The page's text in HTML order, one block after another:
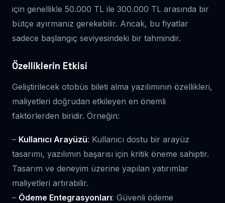
için genellikle 50.000 TL ile 300.000 TL arasında bir
bütçe ayırmanız gerekebilir. Ancak, bu fiyatlar
sadece başlangıç seviyesindeki bir tahmindir.
Özelliklerin Etkisi
Geliştirilecek otobüs bileti alma yazılımının özellikleri,
maliyetleri doğrudan etkileyen en önemli
faktörlerden biridir. Örneğin:
– Kullanıcı Arayüzü: Kullanıcı dostu bir arayüz
tasarımı, yazılımın başarısı için kritik öneme sahiptir.
Tasarım ve deneyim üzerine yapılan yatırımlar
maliyetleri artırabilir.
– Ödeme Entegrasyonları: Güvenli ödeme